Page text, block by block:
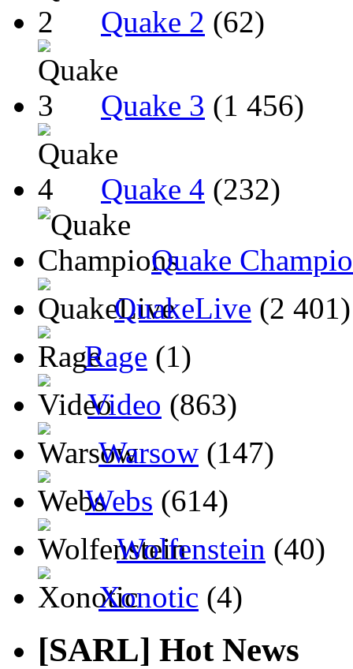
Quake 2 (62)
Quake 3 (1 456)
Quake 4 (232)
Quake
QuakeLive (2 401)
Rage (1)
Video (863)
Warsow (147)
Webs (614)
Wolfenstein (40)
Xonotic (4)
[SARL] Hot News